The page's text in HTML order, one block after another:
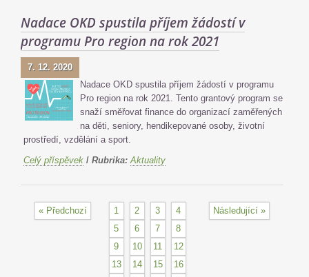
Nadace OKD spustila příjem žádostí v
programu Pro region na rok 2021
7. 12. 2020
Nadace OKD spustila příjem žádostí v programu
Pro region na rok 2021. Tento grantový program se
snaží směřovat finance do organizací zaměřených
na děti, seniory, hendikepované osoby, životní
prostředí, vzdělání a sport.
Celý příspěvek / Rubrika: Aktuality
« Předchozí 1 2 3
4
5
6 7
8
9
10 11
12
13
14 15
16
Následující »